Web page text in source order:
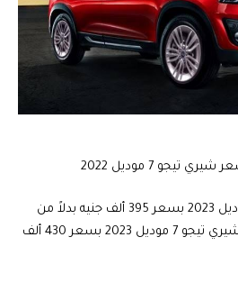
تيجو 7 موديل 2022
الفئة الأولى شيري تيجو 7 موديل 2023 بسعر 395 ألف جنيه بدلاً من
390 ألف جنيه، والفئة الثانية شيري تيجو 7 موديل 2023 بسعر 430 ألف